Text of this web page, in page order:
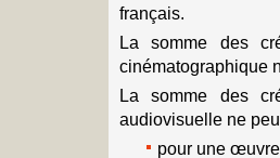
français.
La somme des
cinématographique
La somme des
audiovisuelle ne
pour une